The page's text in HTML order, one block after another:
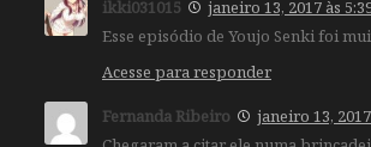
ikki031015
janeiro 13, 2017 às
Esse episódio de Youjo Senki foi
Acesse para responder
Fernanda Ribeiro
janeiro 13,